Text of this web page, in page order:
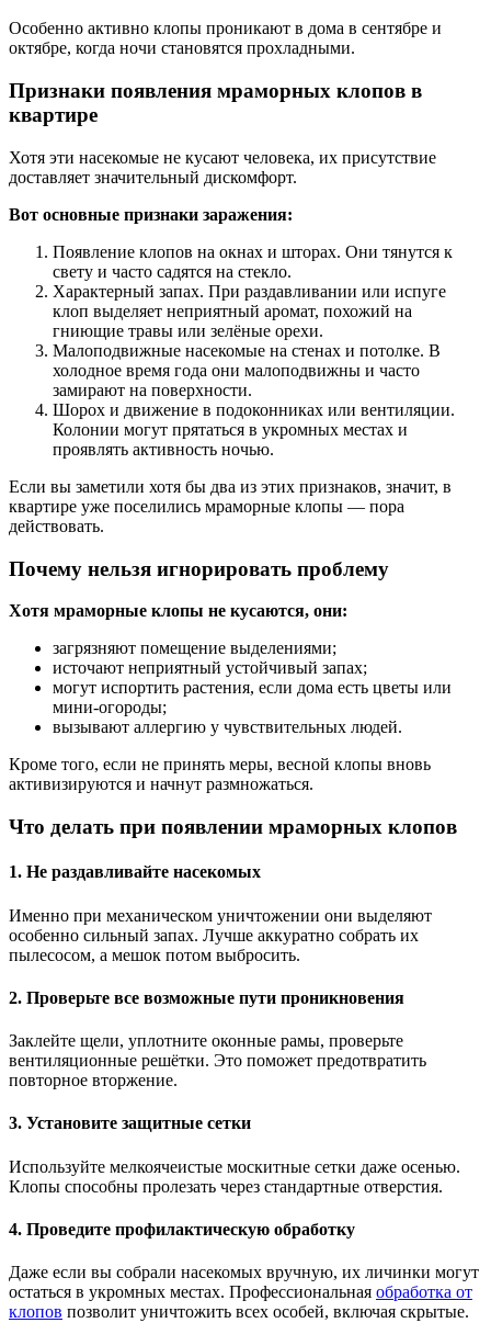
Особенно активно клопы проникают в дома в сентябре и
октябре, когда ночи становятся прохладными.
Признаки появления мраморных клопов в
квартире
Хотя эти насекомые не кусают человека, их присутствие
доставляет значительный дискомфорт.
Вот основные признаки заражения:
Появление клопов на окнах и шторах. Они тянутся к
свету и часто садятся на стекло.
Характерный запах. При раздавливании или испуге
клоп выделяет неприятный аромат, похожий на
гниющие травы или зелёные орехи.
Малоподвижные насекомые на стенах и потолке. В
холодное время года они малоподвижны и часто
замирают на поверхности.
Шорох и движение в подоконниках или вентиляции.
Колонии могут прятаться в укромных местах и
проявлять активность ночью.
Если вы заметили хотя бы два из этих признаков, значит, в
квартире уже поселились мраморные клопы — пора
действовать.
Почему нельзя игнорировать проблему
Хотя мраморные клопы не кусаются, они:
загрязняют помещение выделениями;
источают неприятный устойчивый запах;
могут испортить растения, если дома есть цветы или
мини-огороды;
вызывают аллергию у чувствительных людей.
Кроме того, если не принять меры, весной клопы вновь
активизируются и начнут размножаться.
Что делать при появлении мраморных клопов
1. Не раздавливайте насекомых
Именно при механическом уничтожении они выделяют
особенно сильный запах. Лучше аккуратно собрать их
пылесосом, а мешок потом выбросить.
2. Проверьте все возможные пути проникновения
Заклейте щели, уплотните оконные рамы, проверьте
вентиляционные решётки. Это поможет предотвратить
повторное вторжение.
3. Установите защитные сетки
Используйте мелкоячеистые москитные сетки даже осенью.
Клопы способны пролезать через стандартные отверстия.
4. Проведите профилактическую обработку
Даже если вы собрали насекомых вручную, их личинки могут
остаться в укромных местах. Профессиональная обработка от
клопов позволит уничтожить всех особей, включая скрытые.